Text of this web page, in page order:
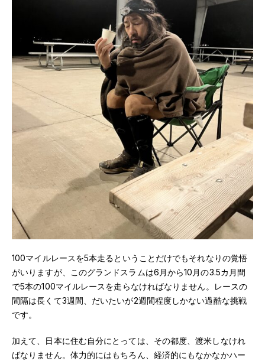
100マイルレースを5本走るということだけでもそれなりの覚悟
がいりますが、このグランドスラムは6月から10月の3.5カ月間
で5本の100マイルレースを走らなければなりません。レースの
間隔は長くて3週間、だいたいが2週間程度しかない過酷な挑戦
です。
加えて、日本に住む自分にとっては、その都度、渡米しなけれ
ばなりません。体力的にはもちろん、経済的にもなかなかハー